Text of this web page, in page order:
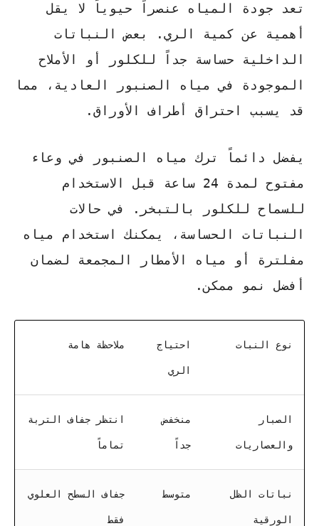
تعد جودة المياه عنصراً حيوياً لا يقل
أهمية عن كمية الري. بعض النباتات
الداخلية حساسة جداً للكلور أو الأملاح
الموجودة في مياه الصنبور العادية، مما
قد يسبب احتراق أطراف الأوراق.
يفضل دائماً ترك مياه الصنبور في وعاء
مفتوح لمدة 24 ساعة قبل الاستخدام
للسماح للكلور بالتبخر. في حالات
النباتات الحساسة، يمكنك استخدام مياه
مفلترة أو مياه الأمطار المجمعة لضمان
أفضل نمو ممكن.
نوع النبات احتياج
الري
ملاحظة هامة
الصبار
والعصاريات
منخفض
جداً
انتظر جفاف التربة
تماماً
نباتات الظل
الورقية
متوسط جفاف السطح العلوي
فقط